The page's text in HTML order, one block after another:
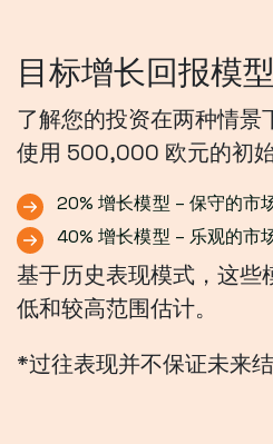
目标增长回报模型
了解您的投资在两种情景
使用 500,000 欧元的初
20% 增长模型 – 保守的市
40% 增长模型 – 乐观的市
基于历史表现模式，这些
低和较高范围估计。
*过往表现并不保证未来结